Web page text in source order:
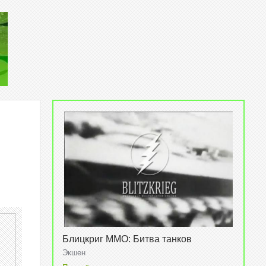
Блицкриг MMO: Битва танков
(Blitzkrieg MMO: Tank battles)
Экшен